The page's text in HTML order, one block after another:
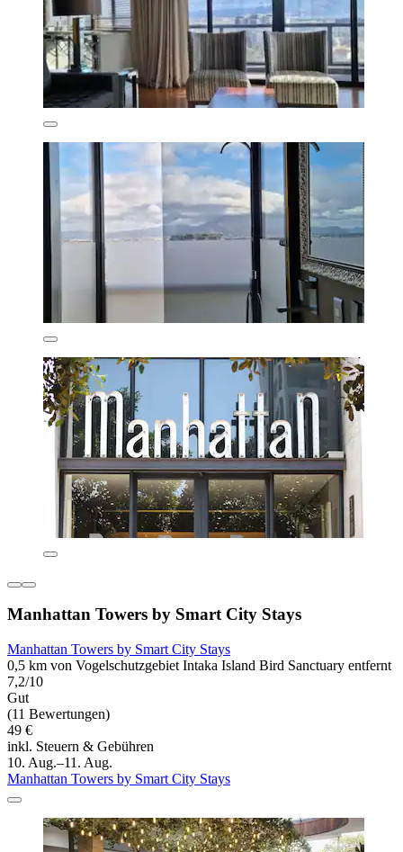
Manhattan Towers by Smart City Stays
Manhattan Towers by Smart City Stays
0,5 km von Vogelschutzgebiet Intaka Island Bird Sanctuary entfernt
7,2/10
Gut
(11 Bewertungen)
49 €
inkl. Steuern & Gebühren
10. Aug.–11. Aug.
Manhattan Towers by Smart City Stays